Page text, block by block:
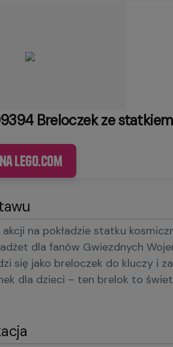
Breloczek ze
LEGO.com
na pokładzie statku
dla fanów Gwiezdnych
się jako breloczek do kluczy i
dla dzieci – ten brelok to